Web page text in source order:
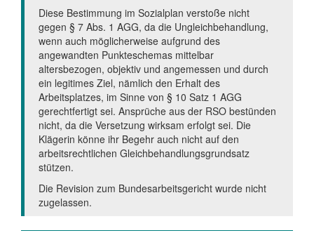
Diese Bestimmung im Sozialplan verstoße nicht
gegen § 7 Abs. 1 AGG, da die Ungleichbehandlung,
wenn auch möglicherweise aufgrund des
angewandten Punkteschemas mittelbar
altersbezogen, objektiv und angemessen und durch
ein legitimes Ziel, nämlich den Erhalt des
Arbeitsplatzes, im Sinne von § 10 Satz 1 AGG
gerechtfertigt sei. Ansprüche aus der RSO bestünden
nicht, da die Versetzung wirksam erfolgt sei. Die
Klägerin könne ihr Begehr auch nicht auf den
arbeitsrechtlichen Gleichbehandlungsgrundsatz
stützen.
Die Revision zum Bundesarbeitsgericht wurde nicht
zugelassen.